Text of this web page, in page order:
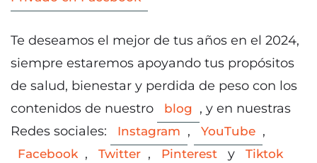
Te deseamos el mejor de tus años en el 2024,
siempre estaremos apoyando tus propósitos
de salud, bienestar y perdida de peso con los
contenidos de nuestro
blog , y en nuestras
Redes sociales:
Instagram , YouTube ,
Facebook , Twitter , Pinterest y Tiktok